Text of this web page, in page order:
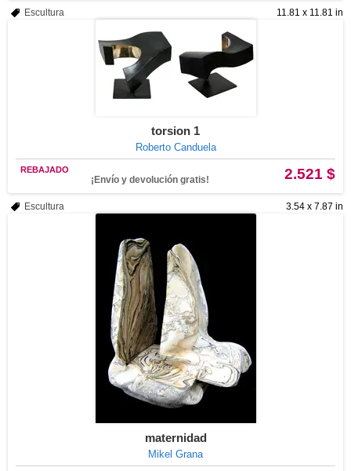
11.81 x 11.81 in
Escultura
torsion 1
Roberto Canduela
2.521 $
REBAJADO
¡Envío y devolución gratis!
3.54 x 7.87 in
Escultura
maternidad
Mikel Grana